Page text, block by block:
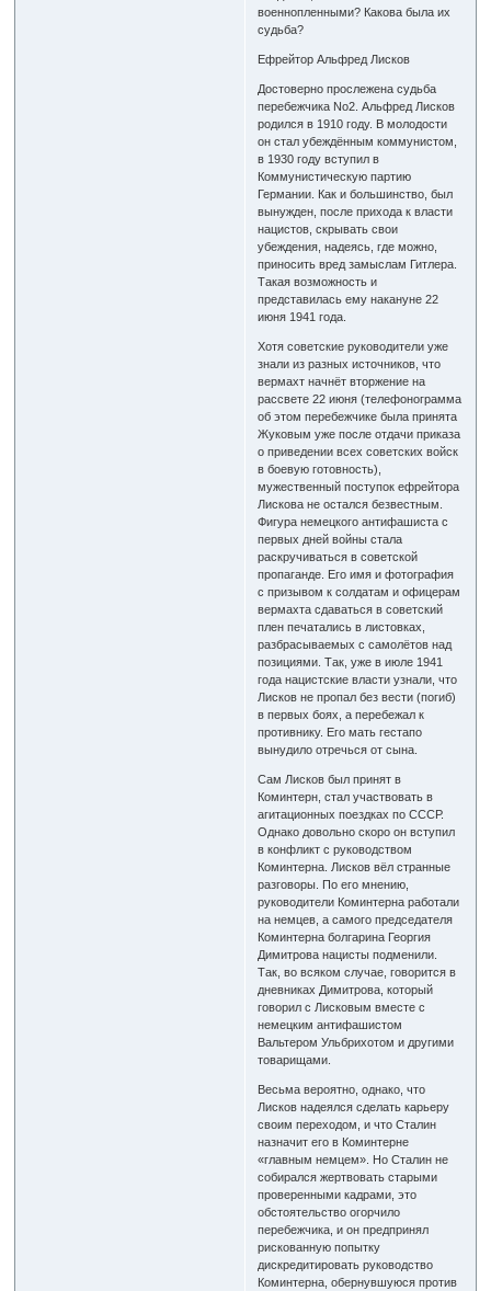
военнопленными? Какова была их
судьба?
Ефрейтор Альфред Лисков
Достоверно прослежена судьба
перебежчика No2. Альфред Лисков
родился в 1910 году. В молодости
он стал убеждённым коммунистом,
в 1930 году вступил в
Коммунистическую партию
Германии. Как и большинство, был
вынужден, после прихода к власти
нацистов, скрывать свои
убеждения, надеясь, где можно,
приносить вред замыслам Гитлера.
Такая возможность и
представилась ему накануне 22
июня 1941 года.
Хотя советские руководители уже
знали из разных источников, что
вермахт начнёт вторжение на
рассвете 22 июня (телефонограмма
об этом перебежчике была принята
Жуковым уже после отдачи приказа
о приведении всех советских войск
в боевую готовность),
мужественный поступок ефрейтора
Лискова не остался безвестным.
Фигура немецкого антифашиста с
первых дней войны стала
раскручиваться в советской
пропаганде. Его имя и фотография
с призывом к солдатам и офицерам
вермахта сдаваться в советский
плен печатались в листовках,
разбрасываемых с самолётов над
позициями. Так, уже в июле 1941
года нацистские власти узнали, что
Лисков не пропал без вести (погиб)
в первых боях, а перебежал к
противнику. Его мать гестапо
вынудило отречься от сына.
Сам Лисков был принят в
Коминтерн, стал участвовать в
агитационных поездках по СССР.
Однако довольно скоро он вступил
в конфликт с руководством
Коминтерна. Лисков вёл странные
разговоры. По его мнению,
руководители Коминтерна работали
на немцев, а самого председателя
Коминтерна болгарина Георгия
Димитрова нацисты подменили.
Так, во всяком случае, говорится в
дневниках Димитрова, который
говорил с Лисковым вместе с
немецким антифашистом
Вальтером Ульбрихотом и другими
товарищами.
Весьма вероятно, однако, что
Лисков надеялся сделать карьеру
своим переходом, и что Сталин
назначит его в Коминтерне
«главным немцем». Но Сталин не
собирался жертвовать старыми
проверенными кадрами, это
обстоятельство огорчило
перебежчика, и он предпринял
рискованную попытку
дискредитировать руководство
Коминтерна, обернувшуюся против